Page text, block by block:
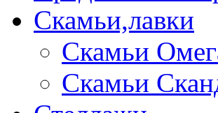
Скамьи,лавки
Скамьи
Скамьи